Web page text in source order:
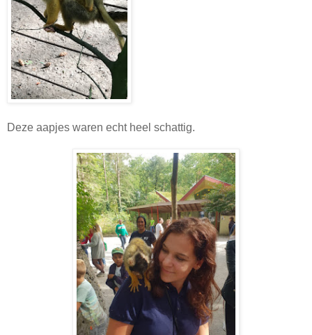
Deze aapjes waren echt heel schattig.